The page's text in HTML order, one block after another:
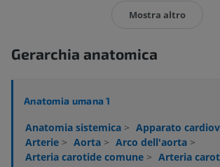
Mostra altro
Gerarchia anatomica
Anatomia umana 1
Anatomia sistemica > Apparato
Arterie > Aorta > Arco dell'aorta >
Arteria carotide comune > Arteria